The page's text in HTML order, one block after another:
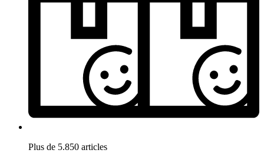
Plus de 5.850 articles